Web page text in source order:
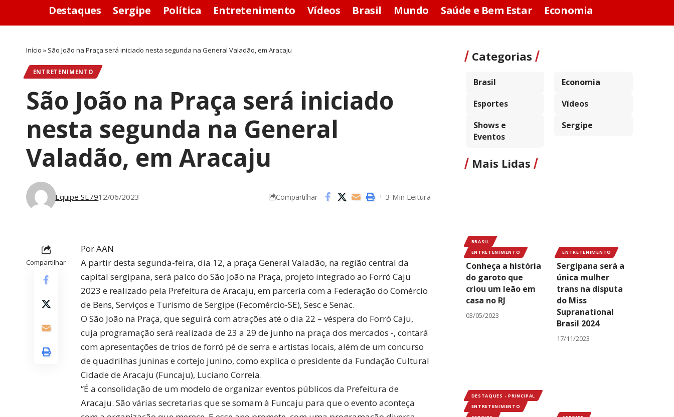
Destaques Sergipe Política Entretenimento Vídeos Brasil Mundo Saúde e Bem Estar Economia
Início » São João na Praça será iniciado nesta segunda na General Valadão, em Aracaju
ENTRETENIMENTO
São João na Praça será iniciado
nesta segunda na General
Valadão, em Aracaju
Equipe SE7912/06/2023 Compartilhar 3 Min Leitura
Compartilhar
Por AAN
A partir desta segunda-feira, dia 12, a praça General Valadão, na região central da
capital sergipana, será palco do São João na Praça, projeto integrado ao Forró Caju
2023 e realizado pela Prefeitura de Aracaju, em parceria com a Federação do Comércio
de Bens, Serviços e Turismo de Sergipe (Fecomércio-SE), Sesc e Senac.
O São João na Praça, que seguirá com atrações até o dia 22 – véspera do Forró Caju,
cuja programação será realizada de 23 a 29 de junho na praça dos mercados -, contará
com apresentações de trios de forró pé de serra e artistas locais, além de um concurso
de quadrilhas juninas e cortejo junino, como explica o presidente da Fundação Cultural
Cidade de Aracaju (Funcaju), Luciano Correia.
“É a consolidação de um modelo de organizar eventos públicos da Prefeitura de
Aracaju. São várias secretarias que se somam à Funcaju para que o evento aconteça
Categorias
Brasil
Economia
Esportes
Vídeos
Shows e
Eventos
Sergipe
Mais Lidas
BRASIL
ENTRETENIMENTO
Conheça a história
do garoto que
criou um leão em
casa no RJ
03/05/2023
ENTRETENIMENTO
Sergipana será a
única mulher
trans na disputa
do Miss
Supranational
Brasil 2024
17/11/2023
DESTAQUES - PRINCIPAL
ENTRETENIMENTO